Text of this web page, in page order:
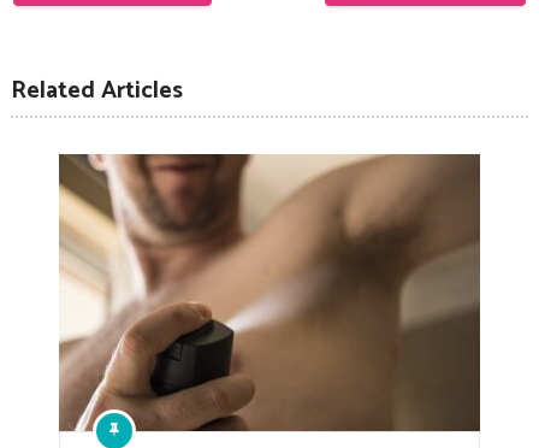
Related Articles